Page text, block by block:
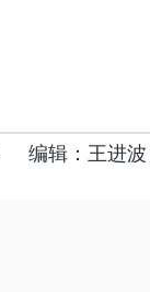
编辑：王进波